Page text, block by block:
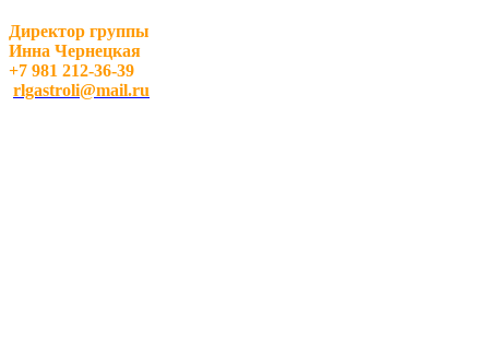
Директор группы
Инна Чернецкая
+7 981 212-36-39
rlgastroli@mail.ru